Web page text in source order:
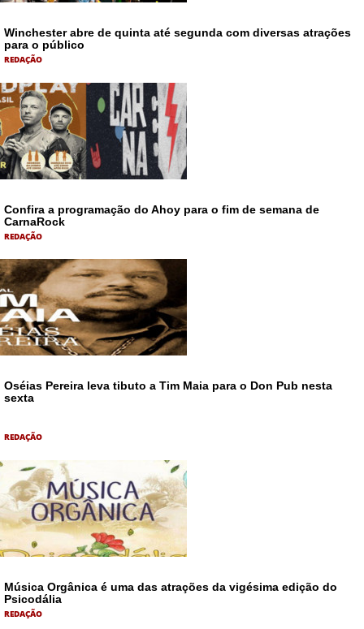
Winchester abre de quinta até segunda com diversas atrações
para o público
REDAÇÃO
Confira a programação do Ahoy para o fim de semana de
CarnaRock
REDAÇÃO
Oséias Pereira leva tibuto a Tim Maia para o Don Pub nesta
sexta
REDAÇÃO
Música Orgânica é uma das atrações da vigésima edição do
Psicodália
REDAÇÃO